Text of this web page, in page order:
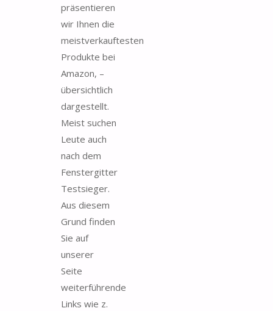
präsentieren
wir Ihnen die
meistverkauftesten
Produkte bei
Amazon, –
übersichtlich
dargestellt.
Meist suchen
Leute auch
nach dem
Fenstergitter
Testsieger.
Aus diesem
Grund finden
Sie auf
unserer
Seite
weiterführende
Links wie z.